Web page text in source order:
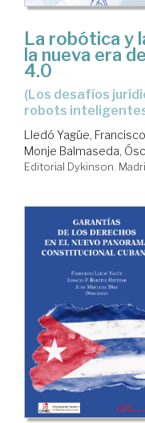
La robótica y
la nueva era
4.0
(los desafíos jurídicos, éticos y tecnológicos de los
robots
Lledó Yagüe, Francisco
Monje Balmaseda,
Editorial Dykinson.